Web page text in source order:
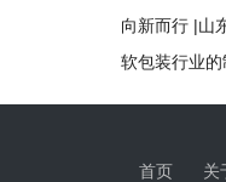
软包装行业
首页 关